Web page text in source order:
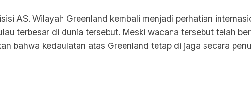
AS. Wilayah Greenland kembali menjadi perhatian
terbesar di dunia tersebut. Meski wacana tersebut telah
bahwa kedaulatan atas Greenland tetap di jaga secara